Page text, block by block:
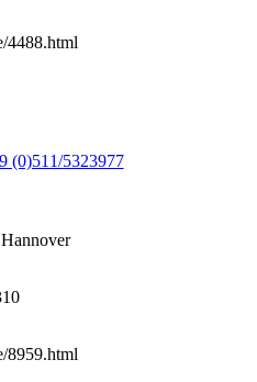
4488.html
(0)511/5323977
8959.html